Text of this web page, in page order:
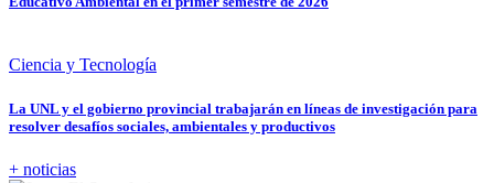
Ciencia y Tecnología
La UNL y el gobierno provincial trabajarán en líneas de investigación para
resolver desafíos sociales, ambientales y productivos
+ noticias